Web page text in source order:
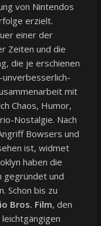
von Nintendos
erzielt.
einer der
Zeiten und die
die je erschienen
mit
Chaos, Humor,
Nostalgie. Nach
Bowsers und
ist, widmet
haben die
gegründet und
Schon bis zu
Bros. Film, den